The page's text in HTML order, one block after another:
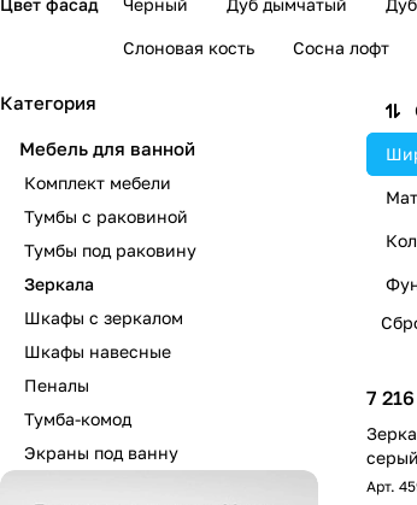
Цвет фасад Черный Дуб дымчатый
Слоновая кость Сосна лофт
7
Арт.
Категория
Мебель для ванной
Комплект мебели
Тумбы с раковиной
Тумбы под раковину
Зеркала
Шкафы с зеркалом
Шкафы навесные
Пеналы
Тумба-комод
Экраны под ванну